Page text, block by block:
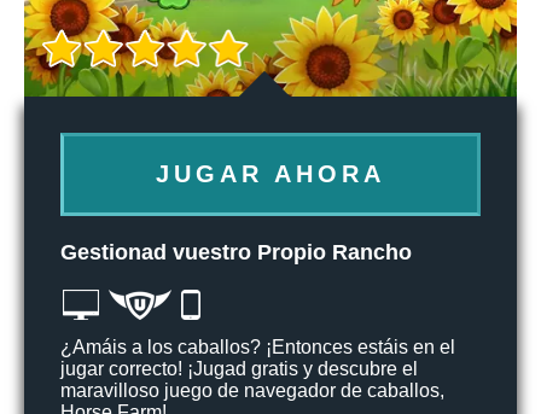
JUGAR AHORA
Gestionad vuestro Propio Rancho
¿Amáis a los caballos? ¡Entonces estáis en el
jugar correcto! ¡Jugad gratis y descubre el
maravilloso juego de navegador de caballos,